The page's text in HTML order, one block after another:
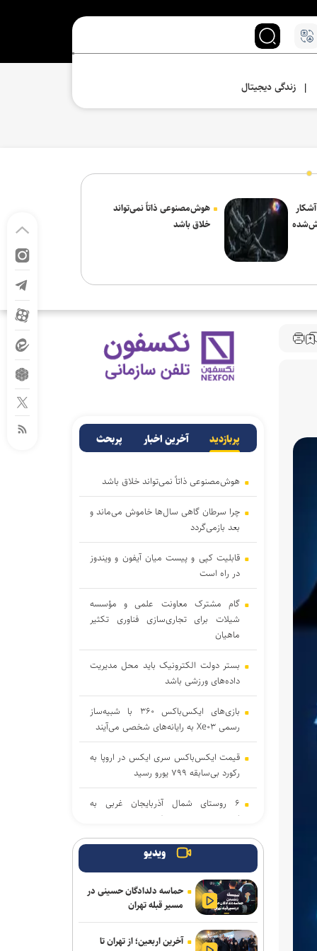
| زندگی دیجیتال
هوش‌مصنوعی ذاتاً نمی‌تواند
خلاق باشد
پربازدید آخرین اخبار پربحث
هوش‌مصنوعی ذاتاً نمی‌تواند خلاق باشد
چرا سرطان گاهی سال‌ها خاموش می‌ماند و
بعد بازمی‌گردد
قابلیت کپی و پیست میان آیفون و ویندوز
در راه است
گام مشترک معاونت علمی و مؤسسه
شیلات برای تجاری‌سازی فناوری تکثیر
ماهیان
بستر دولت الکترونیک باید محل مدیریت
داده‌‌های ورزشی باشد
بازی‌های ایکس‌باکس ۳۶۰ با شبیه‌ساز
رسمی Xe۰۳ به رایانه‌های شخصی می‌آیند
قیمت ایکس‌باکس سری ایکس در اروپا به
رکورد بی‌سابقه ۷۹۹ یورو رسید
۶ روستای شمال آذربایجان غربی به
اینترنت پرسرعت متصل شدند
اطلاعات تیم‌های برگزیده جشنواره «ایما»
منتشر می‌شود
۳ بازی جدید گیم‌پس ایکس‌باکس با
استقبال بی‌نظیر کاربران روبه‌رو شدند
ویدیو
حماسه دلدادگان حسینی در
مسیر قبله تهران
آخرین اربعین؛ از تهران تا